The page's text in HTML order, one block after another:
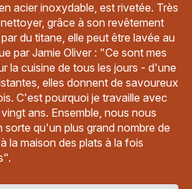
acier inoxydable, est rivetée. Très
grâce à son revêtement
du titane, elle peut être lavée au
par Jamie Oliver : "Ce sont mes
la cuisine de tous les jours - d'une
elles donnent de savoureux
C'est pourquoi je travaille avec
ans. Ensemble, nous nous
qu'un plus grand nombre de
la maison des plats à la fois